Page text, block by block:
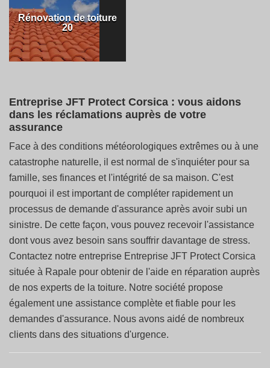
Rénovation de toiture
20
Entreprise JFT Protect Corsica : vous aidons
dans les réclamations auprès de votre
assurance
Face à des conditions météorologiques extrêmes ou à une
catastrophe naturelle, il est normal de s'inquiéter pour sa
famille, ses finances et l'intégrité de sa maison. C'est
pourquoi il est important de compléter rapidement un
processus de demande d'assurance après avoir subi un
sinistre. De cette façon, vous pouvez recevoir l'assistance
dont vous avez besoin sans souffrir davantage de stress.
Contactez notre entreprise Entreprise JFT Protect Corsica
située à Rapale pour obtenir de l'aide en réparation auprès
de nos experts de la toiture. Notre société propose
également une assistance complète et fiable pour les
demandes d'assurance. Nous avons aidé de nombreux
clients dans des situations d'urgence.